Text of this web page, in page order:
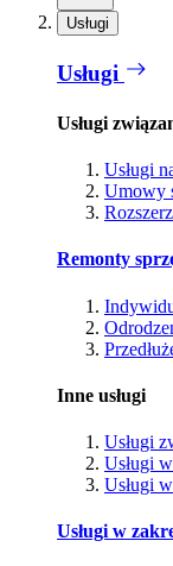
Usługi
Usługi
Usługi
Usługi
Umowy
Remonty
Inne usługi
Usługi
Usługi
Usługi
Usługi w